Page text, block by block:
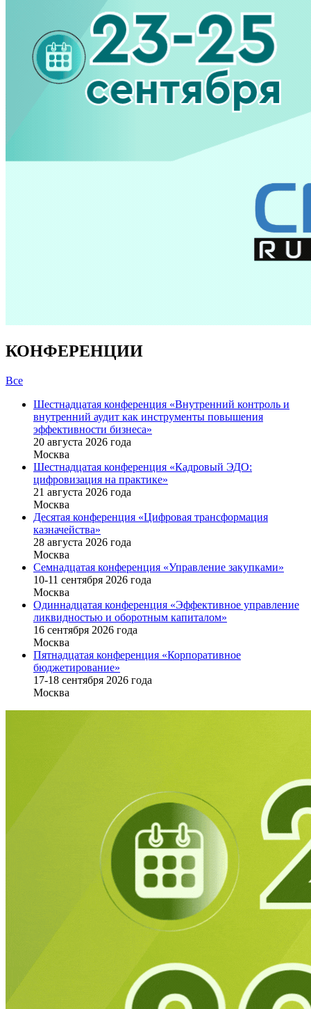
КОНФЕРЕНЦИИ
Все
Шестнадцатая конференция «Внутренний контроль и
внутренний аудит как инструменты повышения
эффективности бизнеса»
20 августа 2026 года
Москва
Шестнадцатая конференция «Кадровый ЭДО:
цифровизация на практике»
21 августа 2026 года
Москва
Десятая конференция «Цифровая трансформация
казначейства»
28 августа 2026 года
Москва
Семнадцатая конференция «Управление закупками»
10-11 сентября 2026 года
Москва
Одиннадцатая конференция «Эффективное управление
ликвидностью и оборотным капиталом»
16 cентября 2026 года
Москва
Пятнадцатая конференция «Корпоративное
бюджетирование»
17-18 сентября 2026 года
Москва